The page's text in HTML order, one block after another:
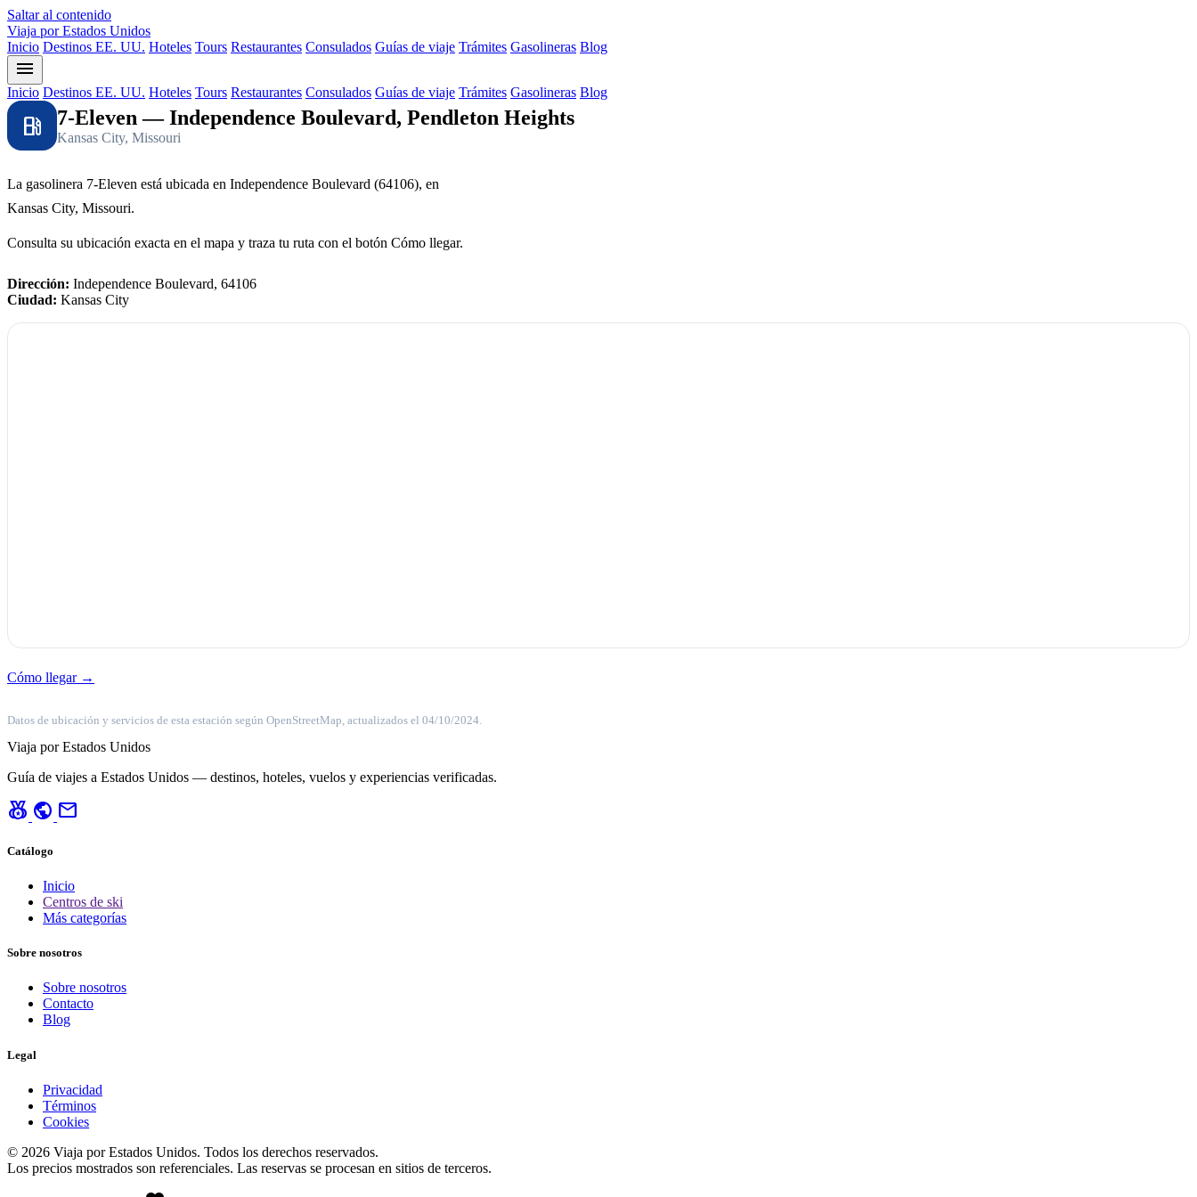
Saltar al contenido
Viaja por Estados Unidos
Inicio Destinos EE. UU. Hoteles Tours Restaurantes Consulados Guías de viaje Trámites Gasolineras Blog
menu
Inicio Destinos EE. UU. Hoteles Tours Restaurantes Consulados Guías de viaje Trámites Gasolineras Blog
local_gas_station 7-Eleven — Independence Boulevard, Pendleton Heights
Kansas City, Missouri
La gasolinera 7-Eleven está ubicada en Independence Boulevard (64106), en
Kansas City, Missouri.
Consulta su ubicación exacta en el mapa y traza tu ruta con el botón Cómo llegar.
Dirección: Independence Boulevard, 64106
Ciudad: Kansas City
Cómo llegar →
Datos de ubicación y servicios de esta estación según OpenStreetMap, actualizados el 04/10/2024.
Viaja por Estados Unidos
Guía de viajes a Estados Unidos — destinos, hoteles, vuelos y experiencias verificadas.
social_leaderboard public mail
Catálogo
Inicio
Centros de ski
Más categorías
Sobre nosotros
Sobre nosotros
Contacto
Blog
Legal
Privacidad
Términos
Cookies
© 2026 Viaja por Estados Unidos. Todos los derechos reservados.
Los precios mostrados son referenciales. Las reservas se procesan en sitios de terceros.